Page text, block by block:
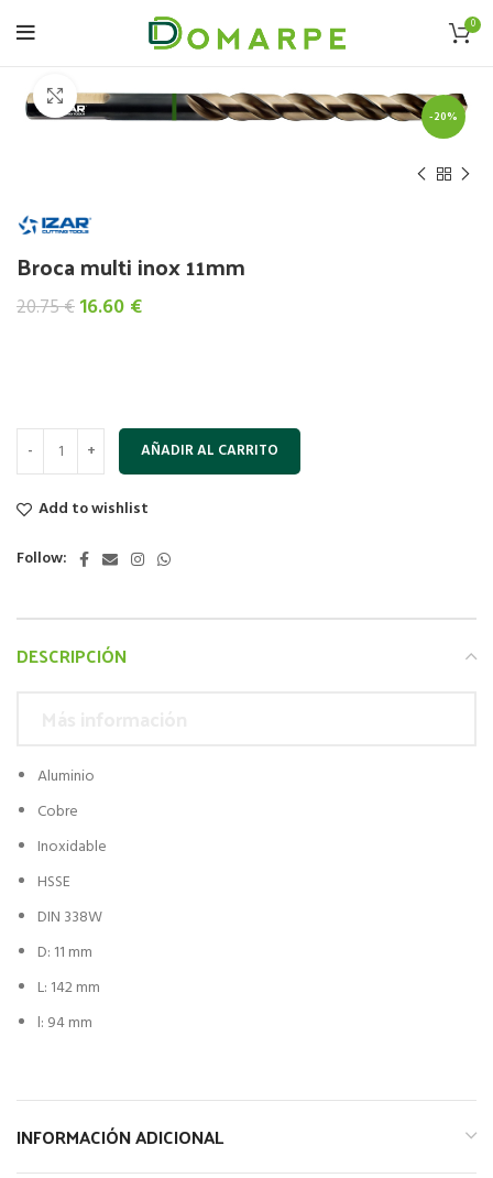
0
-20%
Click to enlarge
Broca multi inox 11mm
20.75€El
16.60 €El
AÑADIR AL CARRITO
Add to wishlist
Follow:
DESCRIPCIÓN
Aluminio
Cobre
Inoxidable
HSSE
DIN 338W
D: 11 mm
L: 142 mm
l: 94 mm
INFORMACIÓN ADICIONAL